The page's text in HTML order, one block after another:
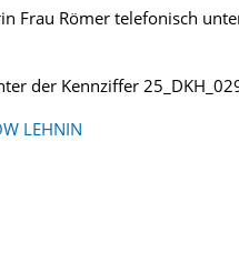
Frau Römer telefonisch
der Kennziffer
LEHNIN